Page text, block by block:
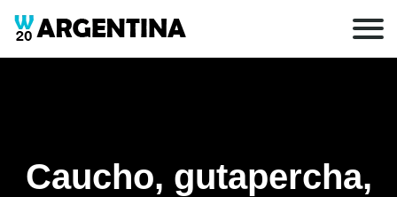
Caucho, gutapercha,